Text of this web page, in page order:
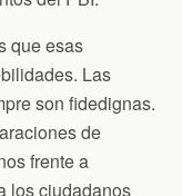
que esas
Las
son fidedignas.
de
frente a
los ciudadanos